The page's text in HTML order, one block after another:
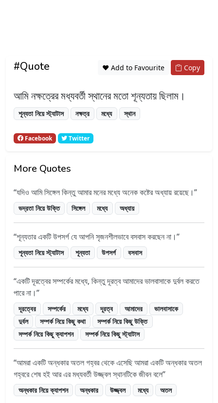
#Quote ❤️ Add to Favourite Copy
আমি নক্ষত্রের মধ্যবর্তী স্থানের মতো শূন্যতায় ছিলাম।
শূন্যতা নিয়ে স্ট্যাটাস নক্ষত্র মধ্যে স্থান
Facebook Twitter
More Quotes
যদিও আমি সিঙ্গেল কিন্তু আমার মনের মধ্যে অনেক কষ্টের অধ্যায় রয়েছে।
ভদ্রতা নিয়ে উক্তি সিঙ্গেল মধ্যে অধ্যায়
শূন্যতার একটি উপসর্গ যে আপনি সৃজনশীলভাবে বসবাস করছেন না।
শূন্যতা নিয়ে স্ট্যাটাস শূন্যতা উপসর্গ বসবাস
একটি দূরত্বের সম্পর্কের মধ্যে, কিন্তু দূরত্ব আমাদের ভালবাসাকে দুর্বল করতে
পারে না।
দূরত্বের সম্পর্কের মধ্যে দূরত্ব আমাদের
ভালবাসাকে
দুর্বল
সম্পর্ক নিয়ে কিছু কথা
সম্পর্ক নিয়ে কিছু উক্তি
সম্পর্ক নিয়ে কিছু ক্যাপশন
সম্পর্ক নিয়ে কিছু স্ট্যাটাস
আমরা একটি অন্ধকার অতল গহ্বর থেকে এসেছি আমরা একটি অন্ধকার অতল
গহ্বরে শেষ হই আর এর মধ্যবর্তী উজ্জ্বল স্থানটিকে জীবন বলে
অন্ধকার নিয়ে ক্যাপশন অন্ধকার উজ্জ্বল মধ্যে অতল